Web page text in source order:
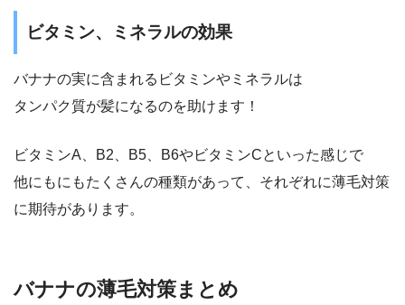
ビタミン、ミネラルの効果
バナナの実に含まれるビタミンやミネラルは
タンパク質が髪になるのを助けます！
ビタミンA、B2、B5、B6やビタミンCといった感じで
他にもにもたくさんの種類があって、それぞれに薄毛対策
に期待があります。
バナナの薄毛対策まとめ